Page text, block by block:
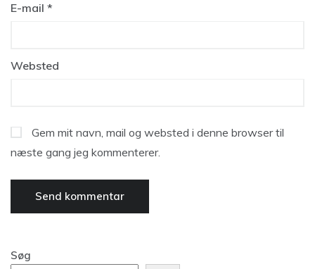
E-mail *
Websted
Gem mit navn, mail og websted i denne browser til
næste gang jeg kommenterer.
Søg